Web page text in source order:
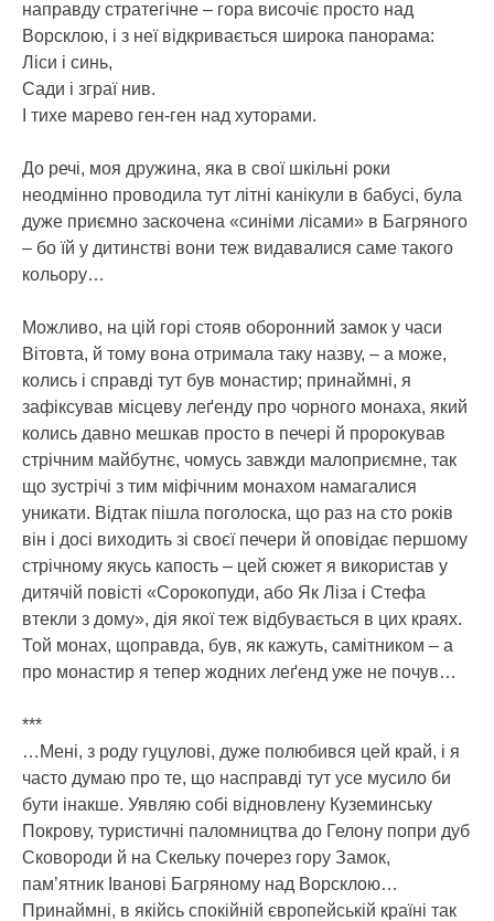
направду стратегічне – гора височіє просто над
Ворсклою, і з неї відкривається широка панорама:
Ліси і синь,
Сади і зграї нив.
І тихе марево ген-ген над хуторами.
До речі, моя дружина, яка в свої шкільні роки
неодмінно проводила тут літні канікули в бабусі, була
дуже приємно заскочена «синіми лісами» в Багряного
– бо їй у дитинстві вони теж видавалися саме такого
кольору…
Можливо, на цій горі стояв оборонний замок у часи
Вітовта, й тому вона отримала таку назву, – а може,
колись і справді тут був монастир; принаймні, я
зафіксував місцеву леґенду про чорного монаха, який
колись давно мешкав просто в печері й пророкував
стрічним майбутнє, чомусь завжди малоприємне, так
що зустрічі з тим міфічним монахом намагалися
уникати. Відтак пішла поголоска, що раз на сто років
він і досі виходить зі своєї печери й оповідає першому
стрічному якусь капость – цей сюжет я використав у
дитячій повісті «Сорокопуди, або Як Ліза і Стефа
втекли з дому», дія якої теж відбувається в цих краях.
Той монах, щоправда, був, як кажуть, самітником – а
про монастир я тепер жодних леґенд уже не почув…
***
…Мені, з роду гуцулові, дуже полюбився цей край, і я
часто думаю про те, що насправді тут усе мусило би
бути інакше. Уявляю собі відновлену Куземинську
Покрову, туристичні паломництва до Гелону попри дуб
Сковороди й на Скельку почерез гору Замок,
пам’ятник Іванові Багряному над Ворсклою…
Принаймні, в якійсь спокійній європейській країні так